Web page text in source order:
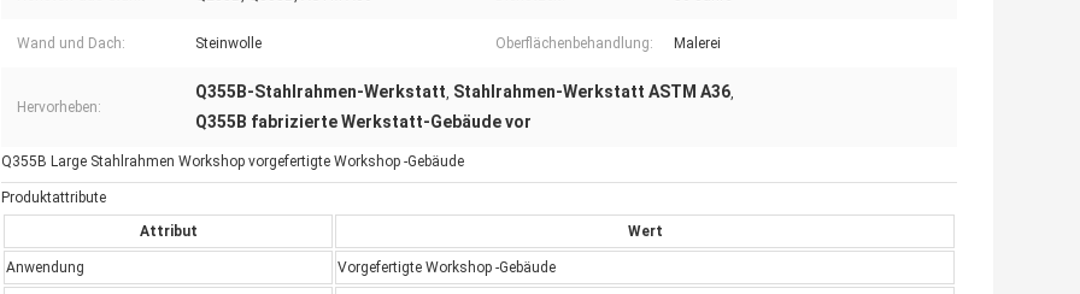
Wand und Dach: Steinwolle Oberflächenbehandlung: Malerei
Hervorheben:
Q355B-Stahlrahmen-Werkstatt, Stahlrahmen-Werkstatt ASTM A36,
Q355B fabrizierte Werkstatt-Gebäude vor
Q355B Large Stahlrahmen Workshop vorgefertigte Workshop -Gebäude
Produktattribute
Attribut
Wert
Anwendung Vorgefertigte Workshop -Gebäude